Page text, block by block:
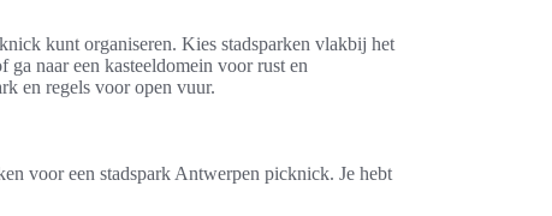
kunt organiseren. Kies stadsparken vlakbij het
naar een kasteeldomein voor rust en
en regels voor open vuur.
voor een stadspark Antwerpen picknick. Je hebt